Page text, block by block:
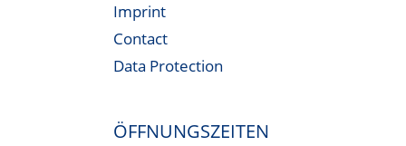
Imprint
Contact
Data Protection
ÖFFNUNGSZEITEN